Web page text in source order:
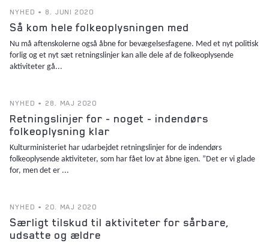
NYHED • 8. JUNI 2020
Så kom hele folkeoplysningen med
Nu må aftenskolerne også åbne for bevægelsesfagene. Med et nyt politisk
forlig og et nyt sæt retningslinjer kan alle dele af de folkeoplysende
aktiviteter gå...
NYHED • 28. MAJ 2020
Retningslinjer for - noget - indendørs
folkeoplysning klar
Kulturministeriet har udarbejdet retningslinjer for de indendørs
folkeoplysende aktiviteter, som har fået lov at åbne igen. ”Det er vi glade
for, men det er ...
NYHED • 20. MAJ 2020
Særligt tilskud til aktiviteter for sårbare,
udsatte og ældre